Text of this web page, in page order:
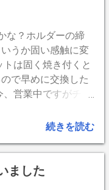
の無いように。 私
ボンマックアラジ
。 E-PRANCEの注
ばして落ちない程
んだ（「スキッタ
少し傾けると点滴、
見せます。 現行は
。 軽くて 点滴し
ントロール出来る
さがあり過ぎてコー
び散る（カップに
があり過ぎて抽出
円代が殆ど） とな
しかない。 自由度
の穴あきボード 直
作なのでボードは
では見た目も貧弱
を固定するのにパ
な？ホルダーの締
うか固い感触に変
は固く焼き付くと
で早めに交換した
営業中ですがチャ
次にガスケット。 ド
り出す。 左がフィ
たガスケット（割
いガスケット。取
続きを読む
ました